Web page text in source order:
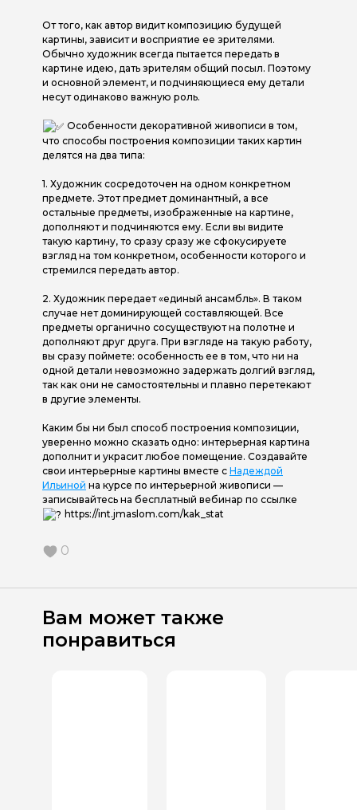
От того, как автор видит композицию будущей
картины, зависит и восприятие ее зрителями.
Обычно художник всегда пытается передать в
картине идею, дать зрителям общий посыл. Поэтому
и основной элемент, и подчиняющиеся ему детали
несут одинаково важную роль.
Особенности декоративной живописи в том,
что способы построения композиции таких картин
делятся на два типа:
1. Художник сосредоточен на одном конкретном
предмете. Этот предмет доминантный, а все
остальные предметы, изображенные на картине,
дополняют и подчиняются ему. Если вы видите
такую картину, то сразу сразу же сфокусируете
взгляд на том конкретном, особенности которого и
стремился передать автор.
2. Художник передает «единый ансамбль». В таком
случае нет доминирующей составляющей. Все
предметы органично сосуществуют на полотне и
дополняют друг друга. При взгляде на такую работу,
вы сразу поймете: особенность ее в том, что ни на
одной детали невозможно задержать долгий взгляд,
так как они не самостоятельны и плавно перетекают
в другие элементы.
Каким бы ни был способ построения композиции,
уверенно можно сказать одно: интерьерная картина
дополнит и украсит любое помещение. Создавайте
свои интерьерные картины вместе с Надеждой
Ильиной на курсе по интерьерной живописи —
записывайтесь на бесплатный вебинар по ссылке
https://int.jmaslom.com/kak_stat
0
Вам может также
понравиться